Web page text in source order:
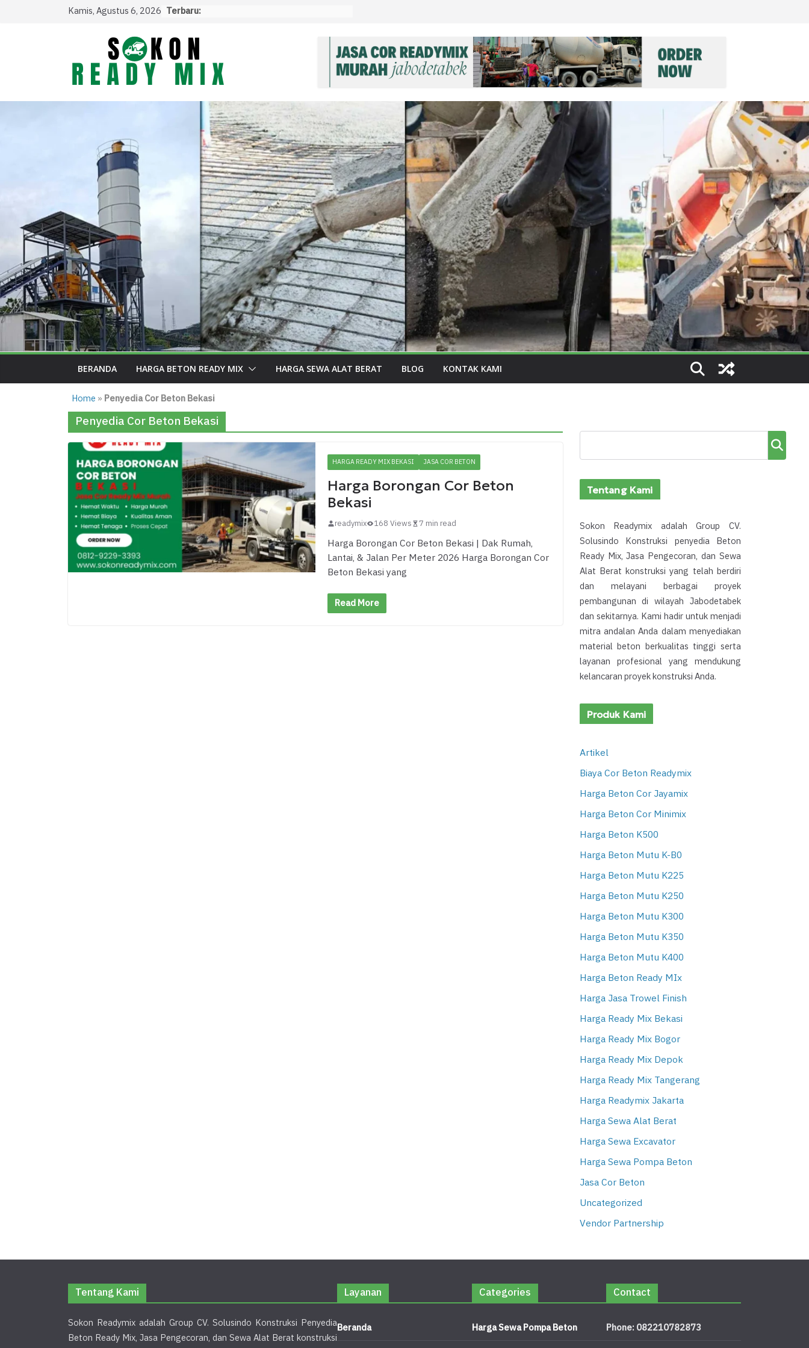
Kamis, Agustus 6, 2026 Terbaru:
BERANDA HARGA BETON READY MIX HARGA SEWA ALAT BERAT BLOG KONTAK KAMI
Home » Penyedia Cor Beton Bekasi
Penyedia Cor Beton Bekasi
HARGA READY MIX BEKASI JASA COR BETON
Harga Borongan Cor Beton
Bekasi
readymix 168 Views 7 min read
Harga Borongan Cor Beton Bekasi | Dak Rumah,
Lantai, & Jalan Per Meter 2026 Harga Borongan Cor
Beton Bekasi yang
Read More
Cari
Tentang Kami
Sokon Readymix adalah Group CV.
Solusindo Konstruksi penyedia Beton
Ready Mix, Jasa Pengecoran, dan Sewa
Alat Berat konstruksi yang telah berdiri
dan melayani berbagai proyek
pembangunan di wilayah Jabodetabek
dan sekitarnya. Kami hadir untuk menjadi
mitra andalan Anda dalam menyediakan
material beton berkualitas tinggi serta
layanan profesional yang mendukung
kelancaran proyek konstruksi Anda.
Produk Kami
Artikel
Biaya Cor Beton Readymix
Harga Beton Cor Jayamix
Harga Beton Cor Minimix
Harga Beton K500
Harga Beton Mutu K-B0
Harga Beton Mutu K225
Harga Beton Mutu K250
Harga Beton Mutu K300
Harga Beton Mutu K350
Harga Beton Mutu K400
Harga Beton Ready MIx
Harga Jasa Trowel Finish
Harga Ready Mix Bekasi
Harga Ready Mix Bogor
Harga Ready Mix Depok
Harga Ready Mix Tangerang
Harga Readymix Jakarta
Harga Sewa Alat Berat
Harga Sewa Excavator
Harga Sewa Pompa Beton
Jasa Cor Beton
Uncategorized
Vendor Partnership
Tentang Kami
Sokon Readymix adalah Group CV. Solusindo Konstruksi Penyedia
Beton Ready Mix, Jasa Pengecoran, dan Sewa Alat Berat konstruksi
Layanan
Beranda
Categories
Harga Sewa Pompa Beton
Contact
Phone: 082210782873